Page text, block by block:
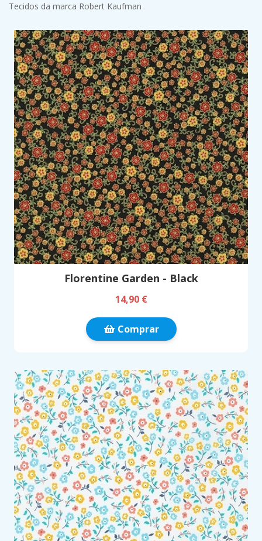
Tecidos da marca Robert Kaufman
Florentine Garden - Black
14,90 €
Comprar